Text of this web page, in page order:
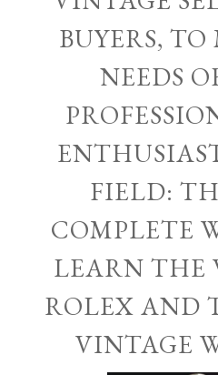
BUYERS,
NEEDS
FIELD:
COMPLETE
LEARN THE
ROLEX AND
VINTAGE